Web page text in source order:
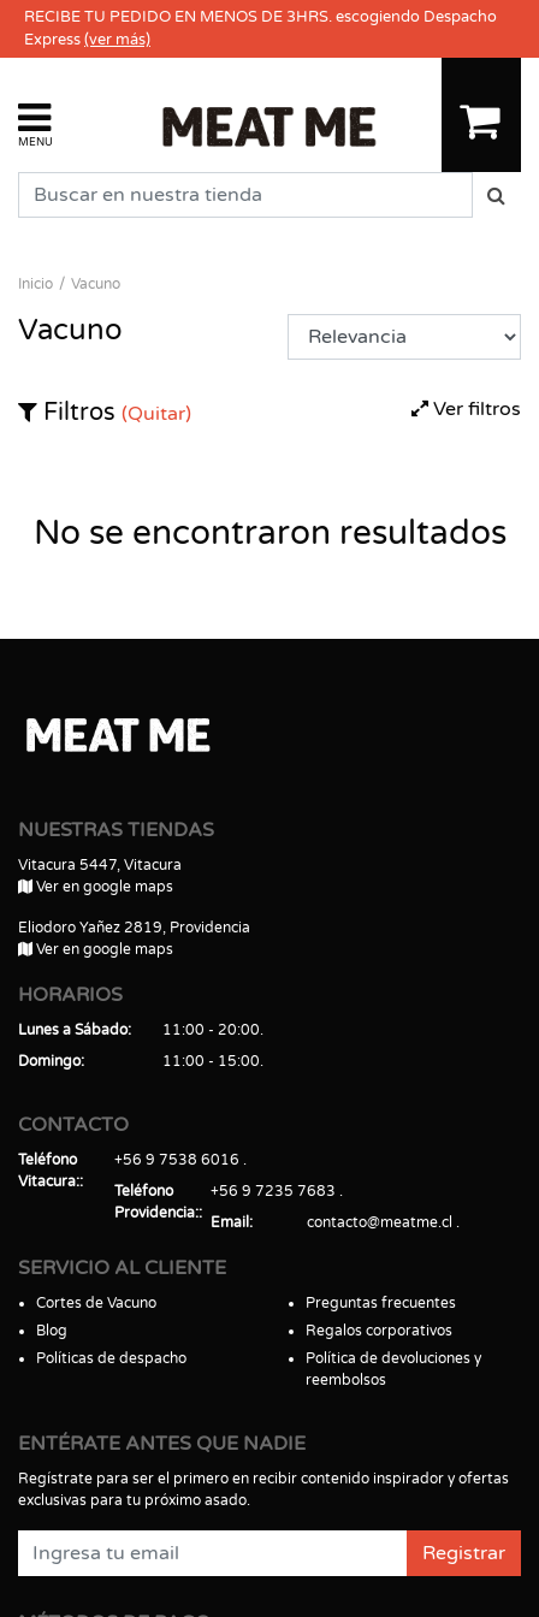
RECIBE TU PEDIDO EN MENOS DE 3HRS. escogiendo Despacho
Express(ver más)
MENU
Inicio Vacuno
Vacuno
Ver filtros
Filtros (Quitar)
No se encontraron resultados
NUESTRAS TIENDAS
Vitacura 5447, Vitacura
Ver en google maps
Eliodoro Yañez 2819, Providencia
Ver en google maps
HORARIOS
Lunes a Sábado
11:00 - 20:00
Domingo
11:00 - 15:00
CONTACTO
Teléfono
Vitacura:
+56 9 7538 6016
Teléfono
Providencia:
+56 9 7235 7683
Email
contacto@meatme.cl
SERVICIO AL CLIENTE
Cortes de Vacuno
Blog
Políticas de despacho
Preguntas frecuentes
Regalos corporativos
Política de devoluciones y
reembolsos
ENTÉRATE ANTES QUE NADIE
Regístrate para ser el primero en recibir contenido inspirador y ofertas
exclusivas para tu próximo asado.
Registrar